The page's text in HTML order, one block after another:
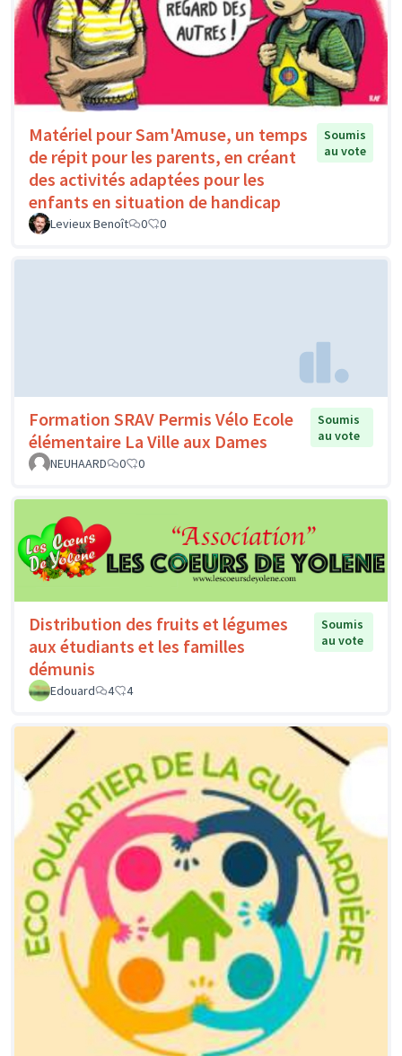
Matériel pour Sam'Amuse, un temps
de répit pour les parents, en créant
des activités adaptées pour les
enfants en situation de handicap
Soumis
au vote
Levieux Benoît 0 0
Formation SRAV Permis Vélo Ecole
élémentaire La Ville aux Dames
Soumis
au vote
NEUHAARD
0 0
Distribution des fruits et légumes
aux étudiants et les familles
démunis
Soumis
au vote
Edouard 4 4